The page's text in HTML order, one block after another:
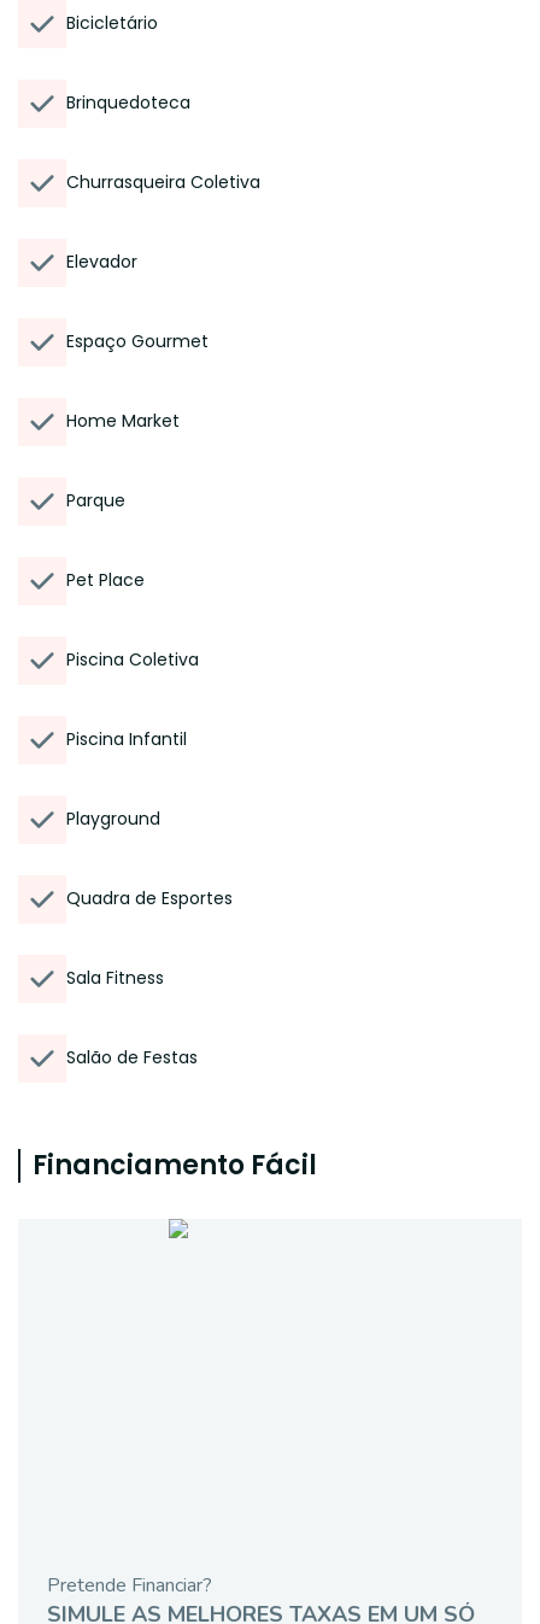
Bicicletário
Brinquedoteca
Churrasqueira Coletiva
Elevador
Espaço Gourmet
Home Market
Parque
Pet Place
Piscina Coletiva
Piscina Infantil
Playground
Quadra de Esportes
Sala Fitness
Salão de Festas
Financiamento Fácil
Pretende Financiar?
SIMULE AS MELHORES TAXAS EM UM SÓ